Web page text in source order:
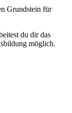
Grundstein für
du dir das
möglich.